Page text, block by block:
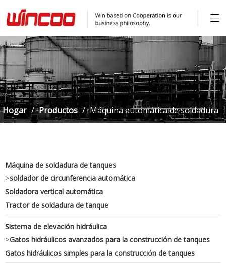
Hogar / Productos / Máquina automática de soldadura
de tanque para tanque de gas.
Máquina de soldadura de tanques
>soldador de circunferencia automática
Soldadora vertical automática
Tractor de soldadura de tanque
Sistema de elevación hidráulica
>Gatos hidráulicos avanzados para la construcción de tanques
Gatos hidráulicos simples para la construcción de tanques